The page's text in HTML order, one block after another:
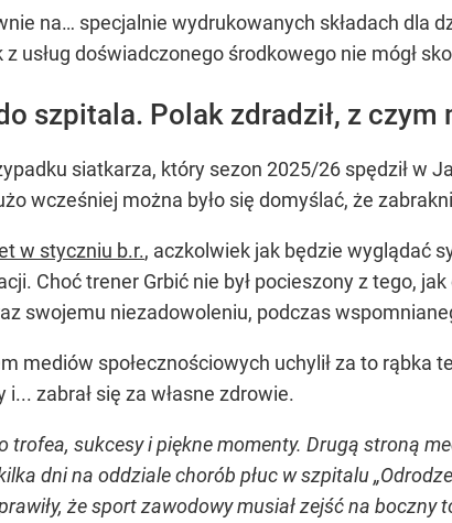
na… specjalnie wydrukowanych składach dla
usług doświadczonego środkowego nie mógł
szpitala. Polak zdradził, z
siatkarza, który sezon 2025/26 spędził w
wcześniej można było się domyślać, że
w styczniu b.r., aczkolwiek jak będzie wyglądać
Choć trener Grbić nie był pocieszony z tego,
swojemu niezadowoleniu, podczas
mediów społecznościowych uchylił za to rąbka
zabrał się za własne zdrowie.
trofea, sukcesy i piękne momenty. Drugą stroną
dni na oddziale chorób płuc w szpitalu
że sport zawodowy musiał zejść na